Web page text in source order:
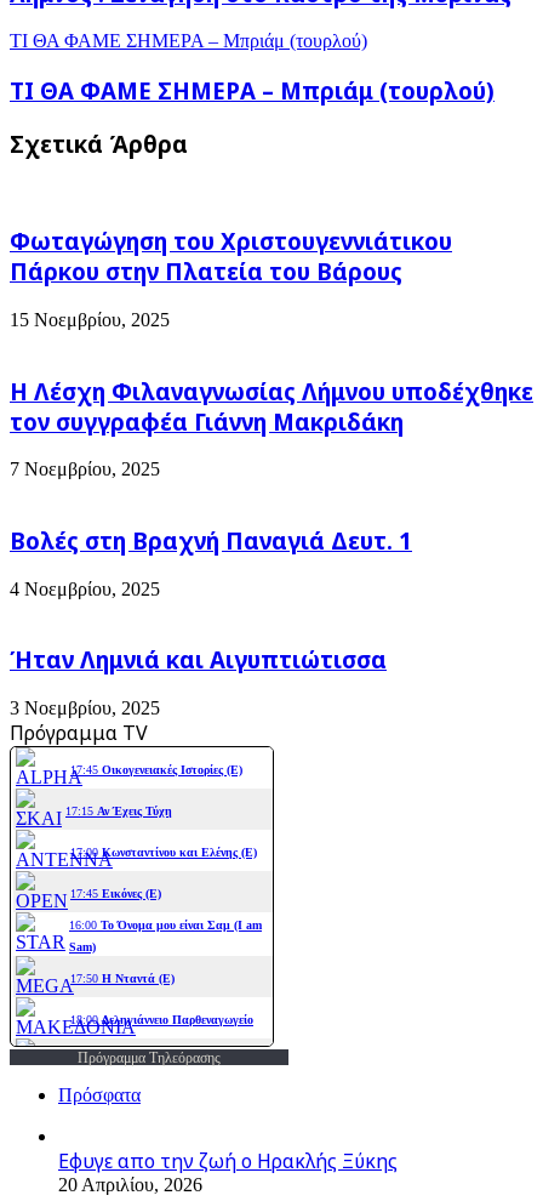
ΤΙ ΘΑ ΦΑΜΕ ΣΗΜΕΡΑ – Μπριάμ (τουρλού)
ΤΙ ΘΑ ΦΑΜΕ ΣΗΜΕΡΑ – Μπριάμ (τουρλού)
Σχετικά Άρθρα
Φωταγώγηση του Χριστουγεννιάτικου
Πάρκου στην Πλατεία του Βάρους
15 Νοεμβρίου, 2025
Η Λέσχη Φιλαναγνωσίας Λήμνου υποδέχθηκε
τον συγγραφέα Γιάννη Μακριδάκη
7 Νοεμβρίου, 2025
Βολές στη Βραχνή Παναγιά Δευτ. 1
4 Νοεμβρίου, 2025
Ήταν Λημνιά και Αιγυπτιώτισσα
3 Νοεμβρίου, 2025
Πρόγραμμα TV
Πρόγραμμα Τηλεόρασης
Πρόσφατα
Εφυγε απο την ζωή o Ηρακλής Ξύκης
20 Απριλίου, 2026